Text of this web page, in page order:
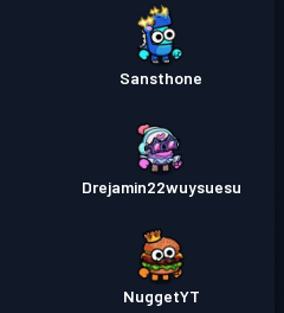
Sansthone
Drejamin22wuysuesu
NuggetYT